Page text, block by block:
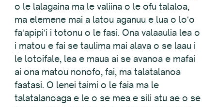
o le lalagaina ma le valiina o le ofu talaloa,
ma elemene mai a latou aganuu e lua o loʻo
faʻapipiʻi i totonu o le fasi. Ona valaaulia lea o
i matou e fai se taulima mai alava o se laau i
le lotoifale, lea e maua ai se avanoa e mafai
ai ona matou nonofo, fai, ma talatalanoa
faatasi. O lenei taimi o le faia ma le
talatalanoaga e le o se mea e sili atu ae o se